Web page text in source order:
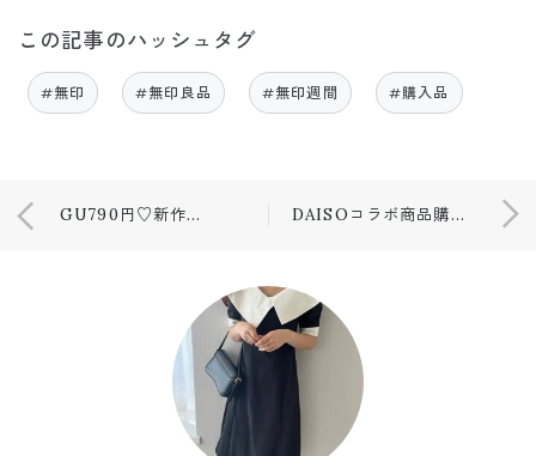
この記事のハッシュタグ
#無印 #無印良品 #無印週間 #購入品
GU790円♡新作プチプラT購入品 DAISOコラボ商品購入品♡